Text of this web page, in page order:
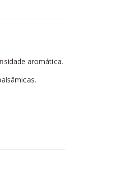
aromática.